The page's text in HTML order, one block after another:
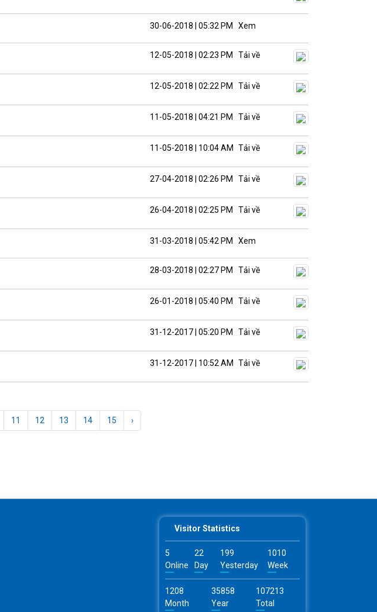
30-06-2018 | 05:32 PM Xem
12-05-2018 | 02:23 PM Tải về
12-05-2018 | 02:22 PM Tải về
11-05-2018 | 04:21 PM Tải về
11-05-2018 | 10:04 AM Tải về
27-04-2018 | 02:26 PM Tải về
26-04-2018 | 02:25 PM Tải về
31-03-2018 | 05:42 PM Xem
28-03-2018 | 02:27 PM Tải về
26-01-2018 | 05:40 PM Tải về
31-12-2017 | 05:20 PM Tải về
31-12-2017 | 10:52 AM Tải về
11 12 13 14 15 ›
Visitor Statistics
5
Online
22
Day
199
Yesterday
1010
Week
1208
Month
35858
Year
107213
Total